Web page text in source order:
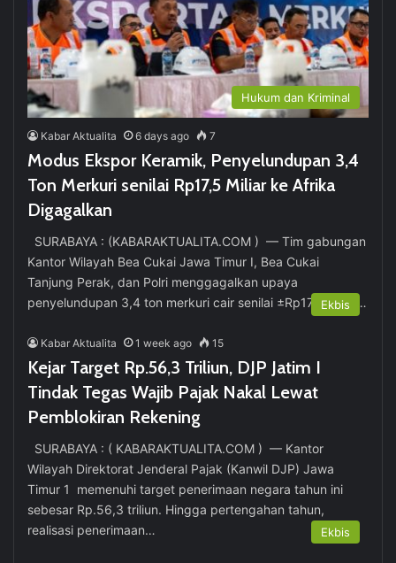
Hukum dan Kriminal
Kabar Aktualita 6 days ago 7
Modus Ekspor Keramik, Penyelundupan 3,4
Ton Merkuri senilai Rp17,5 Miliar ke Afrika
Digagalkan
SURABAYA : (KABARAKTUALITA.COM ) — Tim gabungan
Kantor Wilayah Bea Cukai Jawa Timur I, Bea Cukai
Tanjung Perak, dan Polri menggagalkan upaya
penyelundupan 3,4 ton merkuri cair senilai ±Rp17,5 miliar…
Ekbis
Kabar Aktualita 1 week ago 15
Kejar Target Rp.56,3 Triliun, DJP Jatim I
Tindak Tegas Wajib Pajak Nakal Lewat
Pemblokiran Rekening
SURABAYA : ( KABARAKTUALITA.COM ) — Kantor
Wilayah Direktorat Jenderal Pajak (Kanwil DJP) Jawa
Timur 1 memenuhi target penerimaan negara tahun ini
sebesar Rp.56,3 triliun. Hingga pertengahan tahun,
realisasi penerimaan…
Ekbis